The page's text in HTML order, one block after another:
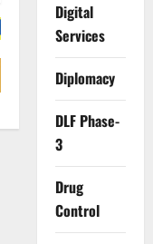
Digital
Services
Diplomacy
DLF Phase-
3
Drug
Control